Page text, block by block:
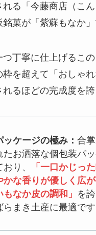
る「今藤商店（こ
菓が「紫蘇もなか」
丁寧に仕上げるこ
枠を超えて「おしゃ
れるほどの完成度を誇
ッケージの極み： 合
たお洒落な個包装パ
り、
「一口かじっ
かな香りが優しく広
もなか皮の調和」 を
らまき土産に最適です